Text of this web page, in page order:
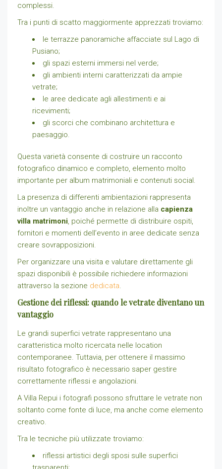
complessi.
Tra i punti di scatto maggiormente apprezzati troviamo:
le terrazze panoramiche affacciate sul Lago di
Pusiano;
gli spazi esterni immersi nel verde;
gli ambienti interni caratterizzati da ampie
vetrate;
le aree dedicate agli allestimenti e ai
ricevimenti;
gli scorci che combinano architettura e
paesaggio.
Questa varietà consente di costruire un racconto
fotografico dinamico e completo, elemento molto
importante per album matrimoniali e contenuti social.
La presenza di differenti ambientazioni rappresenta
inoltre un vantaggio anche in relazione alla capienza
villa matrimoni, poiché permette di distribuire ospiti,
fornitori e momenti dell’evento in aree dedicate senza
creare sovrapposizioni.
Per organizzare una visita e valutare direttamente gli
spazi disponibili è possibile richiedere informazioni
attraverso la sezione dedicata.
Gestione dei riflessi: quando le vetrate diventano un
vantaggio
Le grandi superfici vetrate rappresentano una
caratteristica molto ricercata nelle location
contemporanee. Tuttavia, per ottenere il massimo
risultato fotografico è necessario saper gestire
correttamente riflessi e angolazioni.
A Villa Repui i fotografi possono sfruttare le vetrate non
soltanto come fonte di luce, ma anche come elemento
creativo.
Tra le tecniche più utilizzate troviamo:
riflessi artistici degli sposi sulle superfici